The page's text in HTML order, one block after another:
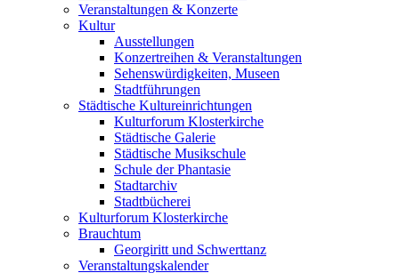
Veranstaltungen & Konzerte
Kultur
Ausstellungen
Konzertreihen & Veranstaltungen
Sehenswürdigkeiten, Museen
Stadtführungen
Städtische Kultureinrichtungen
Kulturforum Klosterkirche
Städtische Galerie
Städtische Musikschule
Schule der Phantasie
Stadtarchiv
Stadtbücherei
Kulturforum Klosterkirche
Brauchtum
Georgiritt und Schwerttanz
Veranstaltungskalender